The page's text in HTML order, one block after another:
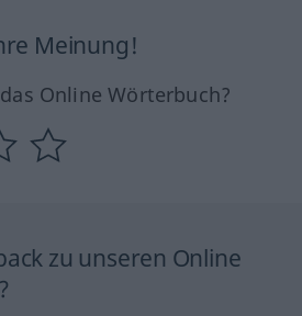
Meinung!
Online Wörterbuch?
zu unseren Online